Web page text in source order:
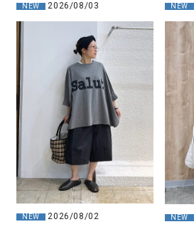
NEW 2026/08/03 NEW
NEW 2026/08/02 NEW